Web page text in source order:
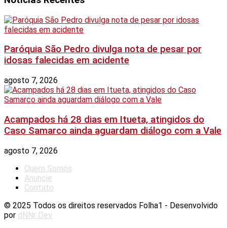
Paróquia São Pedro divulga nota de pesar por
idosas falecidas em acidente
agosto 7, 2026
Acampados há 28 dias em Itueta, atingidos do
Caso Samarco ainda aguardam diálogo com a Vale
agosto 7, 2026
Quem Somos
Anuncie
Contato
© 2025 Todos os direitos reservados Folha1 - Desenvolvido
por dNNr Dev